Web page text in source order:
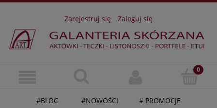
Zarejestruj się Zaloguj się
#BLOG #NOWOŚCI # PROMOCJE